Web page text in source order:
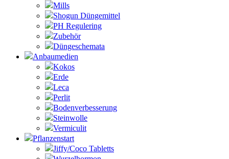
Mills
Shogun Düngemittel
PH Regulering
Zubehör
Düngeschemata
Anbaumedien
Kokos
Erde
Leca
Perlit
Bodenverbesserung
Steinwolle
Vermiculit
Pflanzenstart
Jiffy/Coco Tabletts